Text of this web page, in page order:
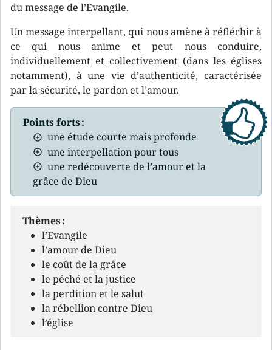
du message de l’Evangile.
Un message interpellant, qui nous amène à réfléchir à
ce qui nous anime et peut nous conduire,
individuellement et collectivement (dans les églises
notamment), à une vie d’authenticité, caractérisée
par la sécurité, le pardon et l’amour.
Points forts :
une étude courte mais profonde
une interpellation pour tous
une redécouverte de l’amour et la
grâce de Dieu
Thèmes :
l’Evangile
l’amour de Dieu
le coût de la grâce
le péché et la justice
la perdition et le salut
la rébellion contre Dieu
l’église